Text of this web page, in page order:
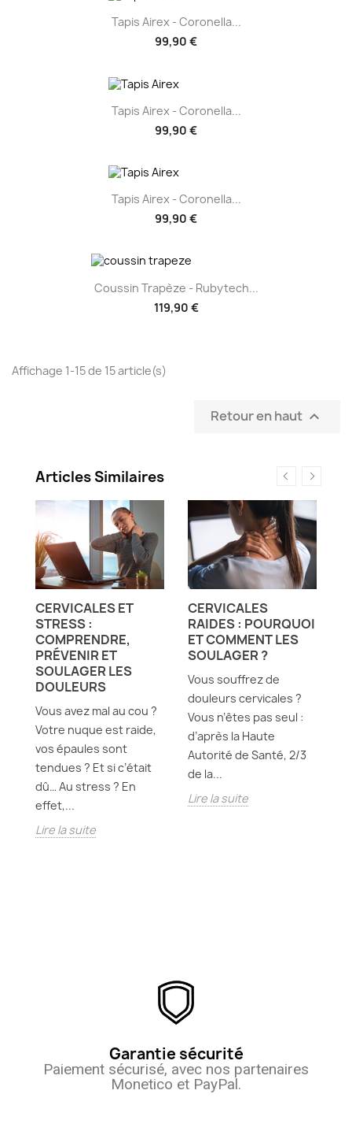
Tapis Airex - Coronella...
99,90 €
Tapis Airex - Coronella...
99,90 €
Tapis Airex - Coronella...
99,90 €
Coussin Trapèze - Rubytech...
119,90 €
Affichage 1-15 de 15 article(s)
Retour en haut 
Articles Similaires
CERVICALES ET
STRESS :
COMPRENDRE,
PRÉVENIR ET
SOULAGER LES
DOULEURS
Vous avez mal au cou ?
Votre nuque est raide,
vos épaules sont
tendues ? Et si c’était
dû… Au stress ? En
effet,...
Lire la suite
CERVICALES
RAIDES : POURQUOI
ET COMMENT LES
SOULAGER ?
Vous souffrez de
douleurs cervicales ?
Vous n’êtes pas seul :
d’après la Haute
Autorité de Santé, 2/3
de la...
Lire la suite
Garantie sécurité
Paiement sécurisé, avec nos partenaires
Monetico et PayPal.